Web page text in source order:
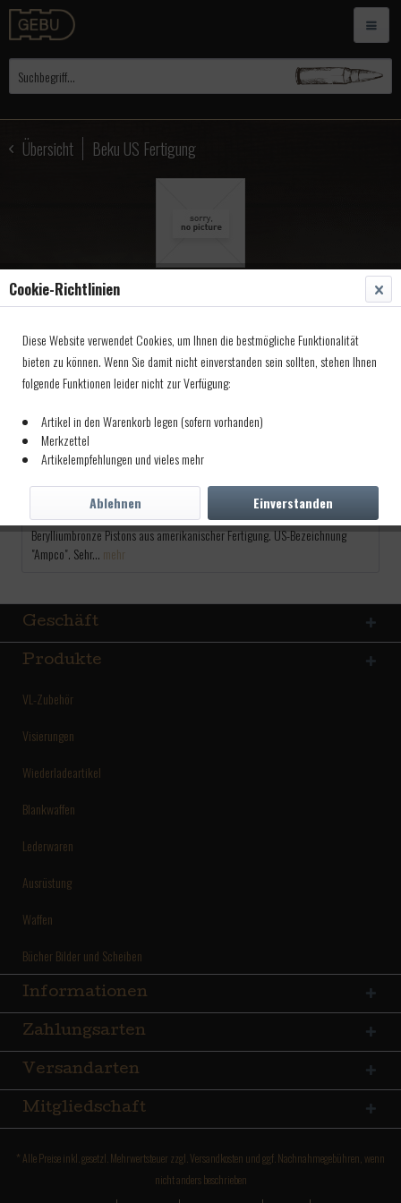
Übersicht Beku US Fertigung
Fertig. .312 x 24 6,5mm
11,00 € *
inkl. MwSt.zzgl. Versandkosten
Lieferzeit ca. 5 Tage
Beschreibung
Berylliumbronze Pistons aus amerikanischer Fertigung. US-Bezeichnung
"Ampco". Sehr... mehr
Geschäft
Produkte
VL-Zubehör
Visierungen
Wiederladeartikel
Blankwaffen
Lederwaren
Ausrüstung
Waffen
Bücher Bilder und Scheiben
Informationen
Zahlungsarten
Versandarten
Mitgliedschaft
* Alle Preise inkl. gesetzl. Mehrwertsteuer zzgl. Versandkosten und ggf. Nachnahmegebühren, wenn
nicht anders beschrieben
Cookie-Richtlinien
Diese Website verwendet Cookies, um Ihnen die bestmögliche Funktionalität
bieten zu können. Wenn Sie damit nicht einverstanden sein sollten, stehen Ihnen
folgende Funktionen leider nicht zur Verfügung:
Artikel in den Warenkorb legen (sofern vorhanden)
Merkzettel
Artikelempfehlungen und vieles mehr
Einverstanden
Ablehnen